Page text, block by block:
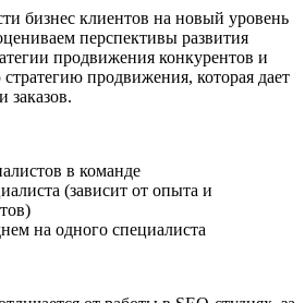
бизнес клиентов на новый уровень
перспективы развития
продвижения конкурентов и
продвижения, которая дает
заказов.
в команде
(зависит от опыта и
на одного специалиста